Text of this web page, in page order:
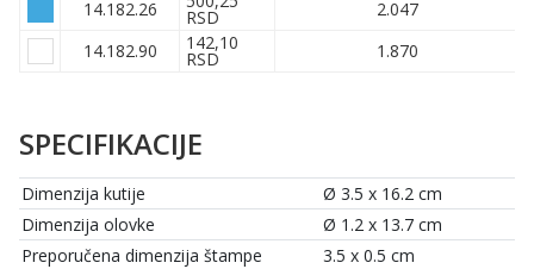
14.182.26
RSD
2.047
14.182.90
142,10
RSD 1.870
SPECIFIKACIJE
Dimenzija kutije
Ø 3.5 x 16.2 cm
Dimenzija olovke
Ø 1.2 x 13.7 cm
Preporučena dimenzija štampe
3.5 x 0.5 cm